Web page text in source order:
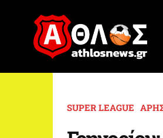
SUPER LEAGUE